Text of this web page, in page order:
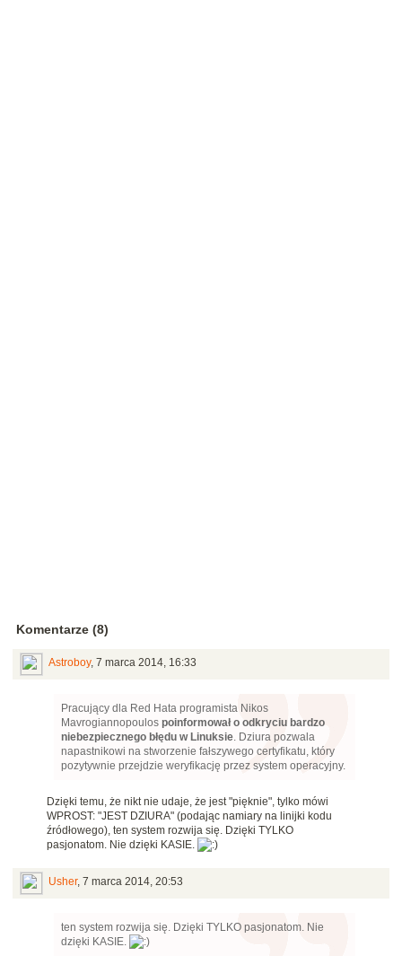
Komentarze (8)
Astroboy, 7 marca 2014, 16:33
Pracujący dla Red Hata programista Nikos
Mavrogiannopoulos poinformował o odkryciu bardzo
niebezpiecznego błędu w Linuksie. Dziura pozwala
napastnikowi na stworzenie fałszywego certyfikatu, który
pozytywnie przejdzie weryfikację przez system operacyjny.
Dzięki temu, że nikt nie udaje, że jest "pięknie", tylko mówi
WPROST: "JEST DZIURA" (podając namiary na linijki kodu
źródłowego), ten system rozwija się. Dzięki TYLKO
pasjonatom. Nie dzięki KASIE.
Usher, 7 marca 2014, 20:53
ten system rozwija się. Dzięki TYLKO pasjonatom. Nie
dzięki KASIE.